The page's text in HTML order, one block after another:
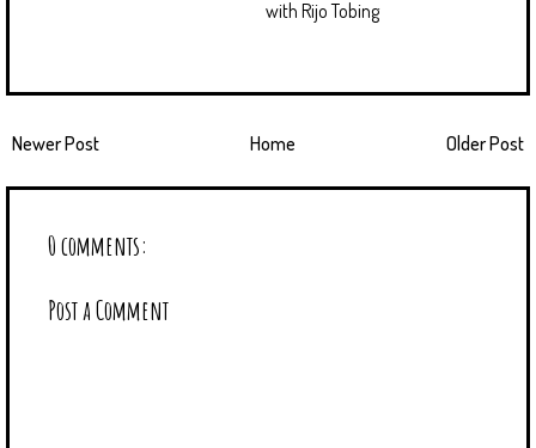
with Rijo Tobing
Newer Post Older Post
Home
0 comments:
Post a Comment